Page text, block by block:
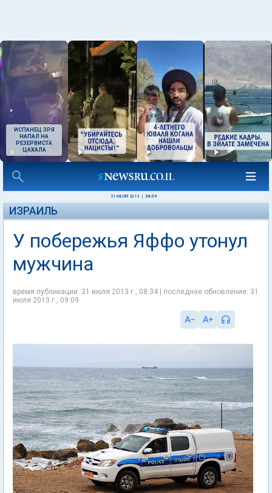
ИСПАНЕЦ ЗРЯ
НАПАЛ НА
РЕЗЕРВИСТА
ЦАХАЛА
31 ИЮЛЯ 2013 06:09
ИЗРАИЛЬ
У побережья Яффо утонул
мужчина
время публикации: 31 июля 2013 г., 08:34 | последнее обновление: 31
июля 2013 г., 09:09